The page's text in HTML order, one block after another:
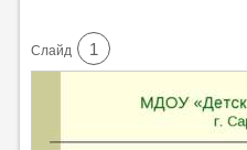
Cлайд 1